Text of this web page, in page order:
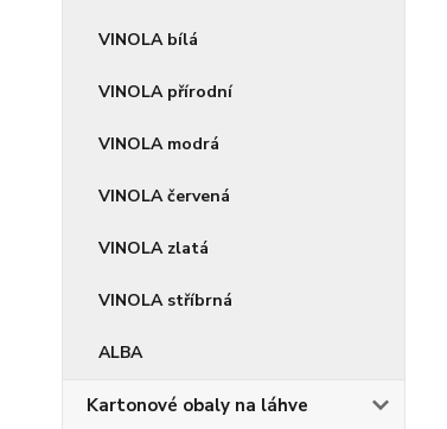
VINOLA bílá
VINOLA přírodní
VINOLA modrá
VINOLA červená
VINOLA zlatá
VINOLA stříbrná
ALBA
Kartonové obaly na láhve